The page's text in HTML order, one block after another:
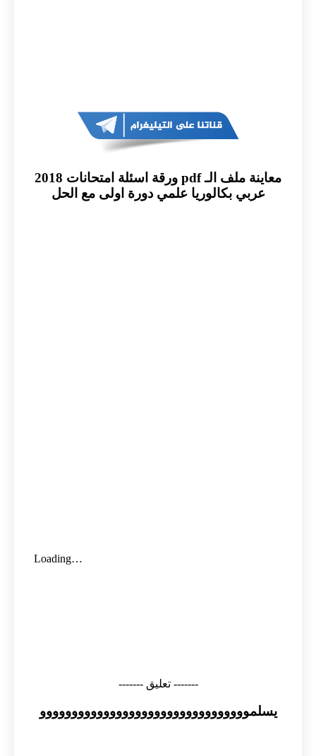
معاينة ملف الـ pdf ورقة اسئلة امتحانات 2018
عربي بكالوريا علمي دورة اولى مع الحل
------- تعليق -------
يسلمووووووووووووووووووووووووووووووووو